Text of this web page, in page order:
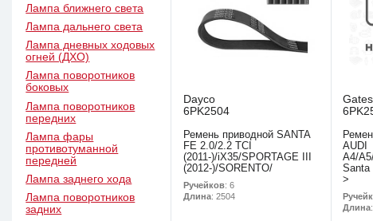
Лампа ближнего света
Лампа дальнего света
Лампа дневных ходовых
огней (ДХО)
Лампа поворотников
боковых
Лампа поворотников
передних
Лампа фары
противотуманной
передней
Лампа заднего хода
Лампа поворотников
задних
Dayco
6PK2504
Ремень приводной SANTA
FE 2.0/2.2 TCI
(2011-)/iX35/SPORTAGE III
(2012-)/SORENTO/
Ручейков: 6
Длина: 2504
Gates
AUDI
A4/
Santa
>
Длина